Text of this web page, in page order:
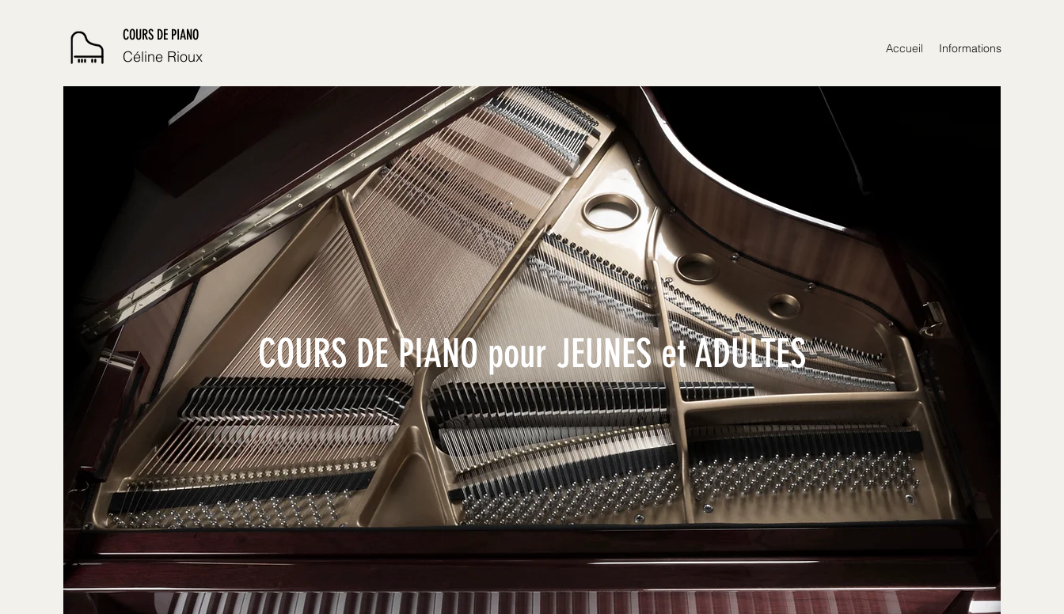
COURS DE PIANO
Céline Rioux Accueil Informations
COURS DE PIANO pour JEUNES et ADULTES